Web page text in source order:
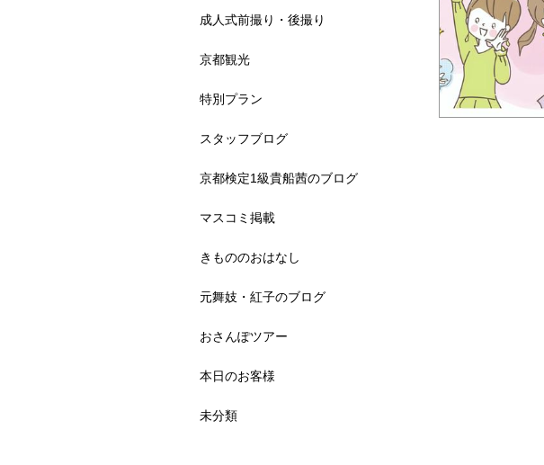
成人式前撮り・後撮り
京都観光
特別プラン
スタッフブログ
京都検定1級貴船茜のブログ
マスコミ掲載
きもののおはなし
元舞妓・紅子のブログ
おさんぽツアー
本日のお客様
未分類